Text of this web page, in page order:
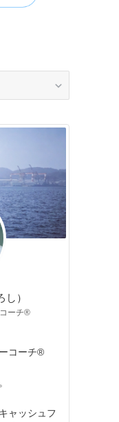
）
ーチ®
コーチ®
ャッシュフ